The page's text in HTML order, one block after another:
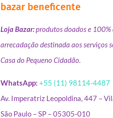
bazar beneficente
Loja Bazar:produtos doados e 100%
arrecadação destinada aos serviços
Casa do Pequeno Cidadão.
WhatsApp: +55 (11) 98114-4487
Av. Imperatriz Leopoldina, 447 –
São Paulo – SP – 05305-010